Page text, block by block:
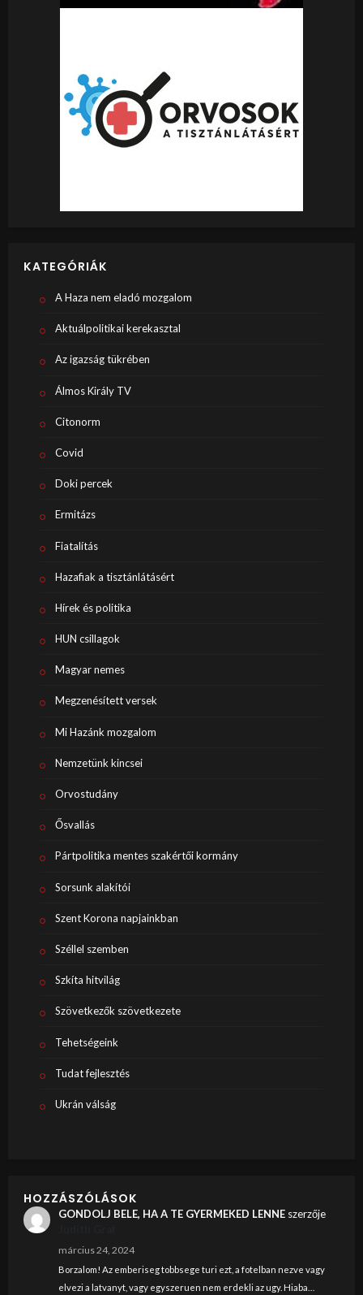
KATEGÓRIÁK
A Haza nem eladó mozgalom
Aktuálpolitikai kerekasztal
Az igazság tükrében
Álmos Király TV
Citonorm
Covid
Doki percek
Ermitázs
Fiatalítás
Hazafiak a tisztánlátásért
Hírek és politika
HUN csillagok
Magyar nemes
Megzenésített versek
Mi Hazánk mozgalom
Nemzetünk kincsei
Orvostudány
Ősvallás
Pártpolitika mentes szakértői kormány
Sorsunk alakítói
Szent Korona napjainkban
Széllel szemben
Szkíta hitvilág
Szövetkezők szövetkezete
Tehetségeink
Tudat fejlesztés
Ukrán válság
HOZZÁSZÓLÁSOK
GONDOLJ BELE, HA A TE GYERMEKED LENNEszerzője
március 24, 2024
Borzalom! Az emberiseg tobbsege turi ezt, a fotelban nezve vagy
elvezi a latvanyt, vagy egyszeruen nem erdekli az ugy. Hiaba…